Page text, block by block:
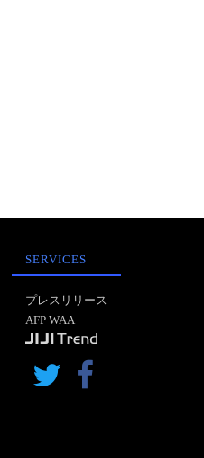
SERVICES
プレスリリース
AFP WAA